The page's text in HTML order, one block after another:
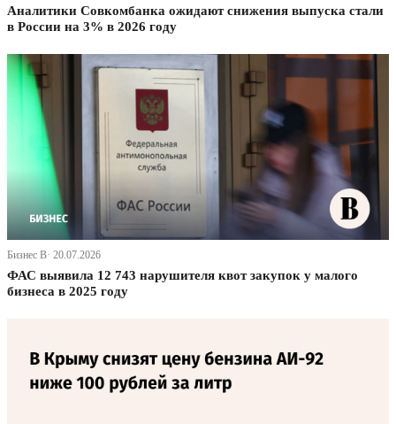
Аналитики Совкомбанка ожидают снижения выпуска стали
в России на 3% в 2026 году
Бизнес В· 20.07.2026
ФАС выявила 12 743 нарушителя квот закупок у малого
бизнеса в 2025 году